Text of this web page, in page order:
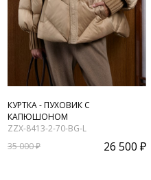
КУРТКА - ПУХОВИК С
КАПЮШОНОМ
ZZX-8413-2-70-BG-L
35 000 ₽
26 500 ₽